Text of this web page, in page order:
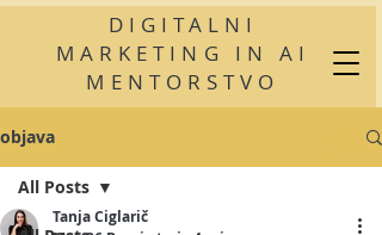
DIGITALNI
MARKETING IN AI
MENTORSTVO
objava
All Posts
Tanja Ciglarič